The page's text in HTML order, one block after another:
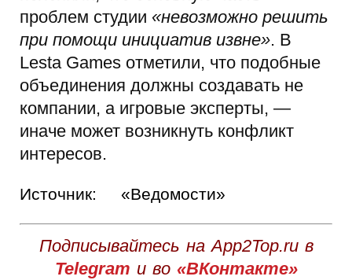
проблем студии «невозможно решить
при помощи инициатив извне». В
Lesta Games отметили, что подобные
объединения должны создавать не
компании, а игровые эксперты, —
иначе может возникнуть конфликт
интересов.
Источник: «Ведомости»
Подписывайтесь на App2Top.ru в
Telegram и во «ВКонтакте»